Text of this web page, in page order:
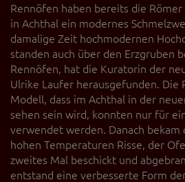
Rennöfen haben bereits die
in Achthal ein modernes
damalige Zeit hochmodernen
standen auch über den Erzgruben
Rennöfen, hat die Kuratorin der
Ulrike Laufer herausgefunden. Die
Modell, dass im Achthal in der
sehen sein wird, konnten nur für
verwendet werden. Danach bekam
hohen Temperaturen Risse, der
zweites Mal beschickt und
entstand eine verbesserte Form